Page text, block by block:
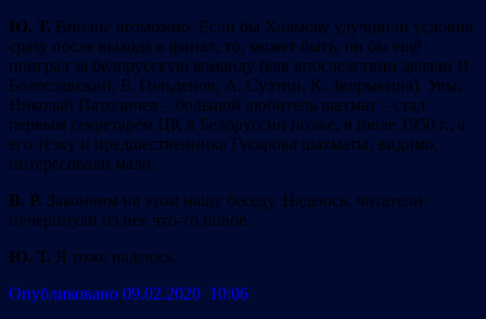
Ю. Т. Вполне возможно. Если бы Холмову улучшили условия
сразу после выхода в финал, то, может быть, он бы ещё
поиграл за белорусскую команду (как впоследствии делали И.
Болеславский, Б. Гольденов, А. Суэтин, К. Зворыкина). Увы,
Николай Патоличев – большой любитель шахмат – стал
первым секретарём ЦК в Белоруссии позже, в июле 1950 г., а
его тёзку и предшественника Гусарова шахматы, видимо,
интересовали мало.
В. Р. Закончим на этом нашу беседу. Надеюсь, читатели
почерпнули из неё что-то новое.
Ю. Т. Я тоже надеюсь.
Опубликовано 09.02.2020 10:06